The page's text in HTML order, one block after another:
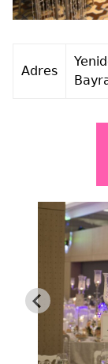
Adres